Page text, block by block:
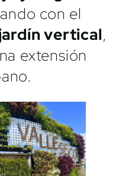
con el
vertical,
extensión